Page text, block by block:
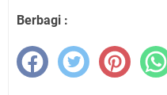
Berbagi :